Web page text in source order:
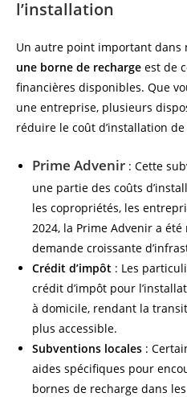
l’installation
Un autre point important dans
une borne de recharge est de
financières disponibles. Que
une entreprise, plusieurs
réduire le coût d’installation
Prime Advenir : Cette
une partie des coûts
les copropriétés, les
2024, la Prime Advenir a
demande croissante
Crédit d’impôt : Les
crédit d’impôt pour
à domicile, rendant la
plus accessible.
Subventions locales :
aides spécifiques pour
bornes de recharge dans